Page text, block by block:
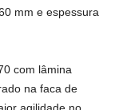
mm e espessura
com lâmina
na faca de